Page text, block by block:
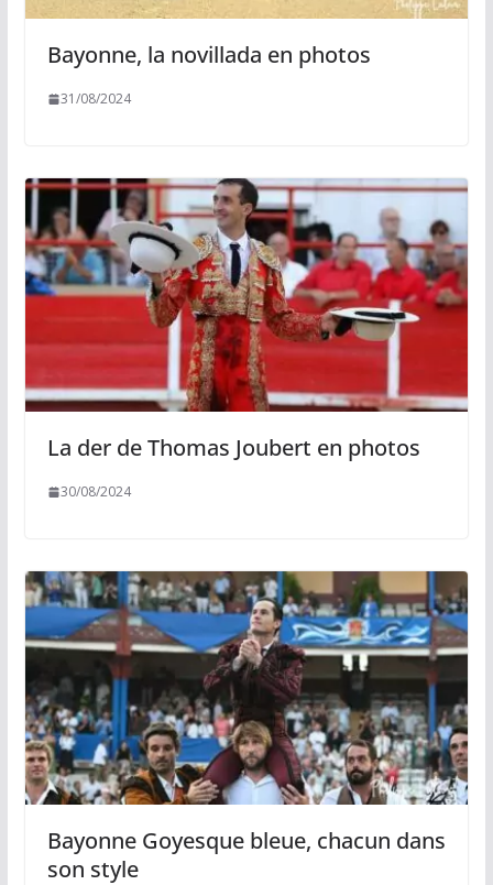
Bayonne, la novillada en photos
31/08/2024
La der de Thomas Joubert en photos
30/08/2024
Bayonne Goyesque bleue, chacun dans
son style